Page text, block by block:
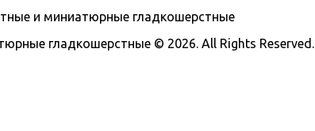
гладкошерстные © 2026. All Rights Reserved.